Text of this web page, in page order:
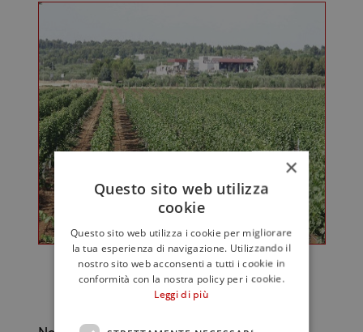
(I vigneti e la cantina di Torrevento)
×
Questo sito web utilizza
cookie
Questo sito web utilizza i cookie per migliorare
la tua esperienza di navigazione. Utilizzando il
nostro sito web acconsenti a tutti i cookie in
conformità con la nostra policy per i cookie.
Leggi di più